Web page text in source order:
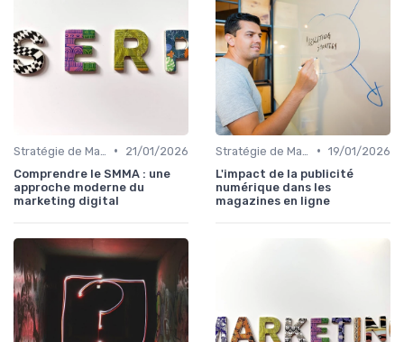
•
21/01/2026
Comprendre le SMMA : une
approche moderne du
marketing digital
• 19/01/2026
L'impact de la publicité
numérique dans les
magazines en ligne